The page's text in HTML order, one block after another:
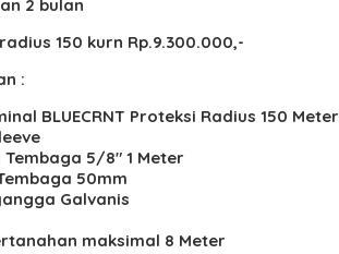
2 bulan
150 kurn Rp.9.300.000,-
:
BLUECRNT Proteksi Radius 150 Meter
5/8″ 1 Meter
50mm
Galvanis
maksimal 8 Meter